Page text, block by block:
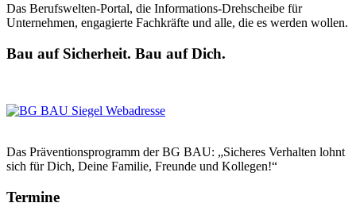
Das Berufswelten-Portal, die Informations-Drehscheibe für
Unternehmen, engagierte Fachkräfte und alle, die es werden wollen.
Bau auf Sicherheit. Bau auf Dich.
Das Präventionsprogramm der BG BAU: „Sicheres Verhalten lohnt
sich für Dich, Deine Familie, Freunde und Kollegen!“
Termine